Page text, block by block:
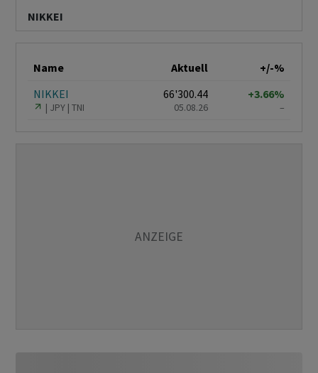
NIKKEI
Name Aktuell
+/-%
NIKKEI
JPY TNI
66'300.44
05.08.26
+3.66%
–